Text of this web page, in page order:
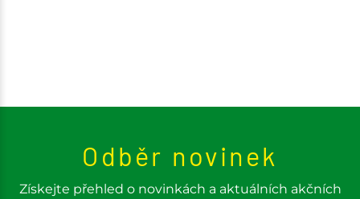
Odběr novinek
Získejte přehled o novinkách a aktuálních akčních